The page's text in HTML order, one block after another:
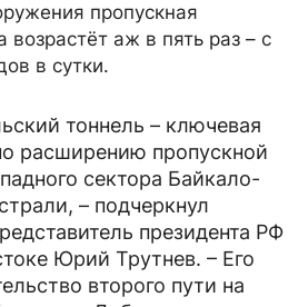
пропускная
возрастёт аж в пять раз – с
в сутки.
тоннель – ключевая
расширению пропускной
сектора Байкало-
– подчеркнул
президента РФ
Юрий Трутнев. – Его
второго пути на